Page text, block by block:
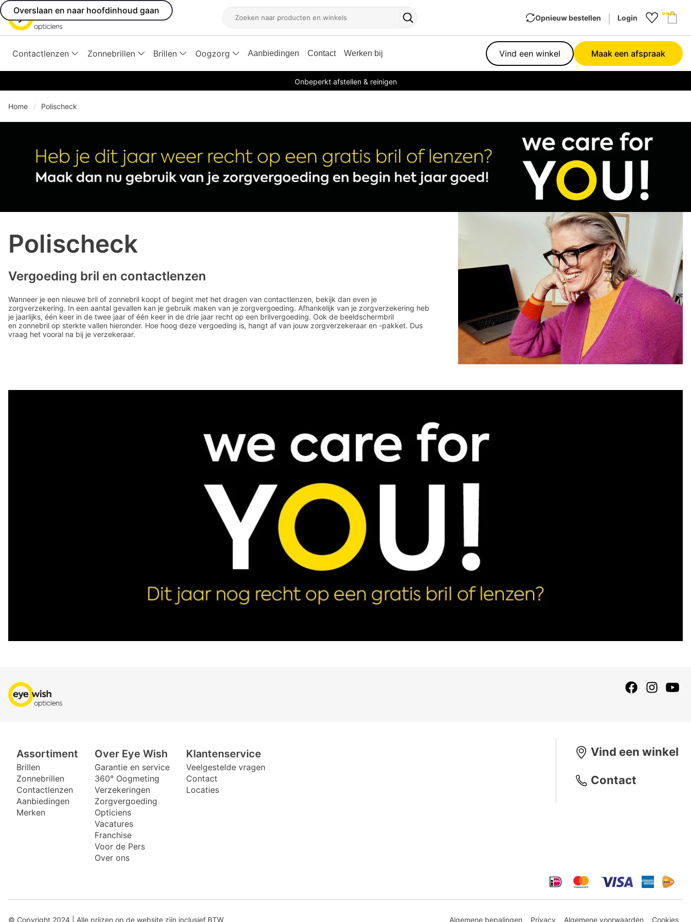
Overslaan en naar hoofdinhoud gaan
Zoeken
Zoekknop
Opnieuw bestellen Login
Contactlenzen Zonnebrillen Brillen Oogzorg Aanbiedingen Contact Werken bij Vind een winkel Maak een afspraak
Onbeperkt afstellen & reinigen
Home Polischeck
Polischeck
Vergoeding bril en contactlenzen
Wanneer je een nieuwe bril of zonnebril koopt of begint met het dragen van contactlenzen, bekijk dan even je
zorgverzekering. In een aantal gevallen kan je gebruik maken van je zorgvergoeding. Afhankelijk van je zorgverzekering heb
je jaarlijks, één keer in de twee jaar of één keer in de drie jaar recht op een brilvergoeding. Ook de beeldschermbril
en zonnebril op sterkte vallen hieronder. Hoe hoog deze vergoeding is, hangt af van jouw zorgverzekeraar en -pakket. Dus
vraag het vooral na bij je verzekeraar.
Assortiment
Brillen
Zonnebrillen
Contactlenzen
Aanbiedingen
Merken
Over Eye Wish
Garantie en service
360° Oogmeting
Verzekeringen
Zorgvergoeding
Opticiens
Vacatures
Franchise
Voor de Pers
Over ons
Klantenservice
Veelgestelde vragen
Contact
Locaties
Vind een winkel
Contact
© Copyright 2024 | Alle prijzen op de website zijn inclusief BTW Algemene bepalingen Privacy Algemene voorwaarden Cookies